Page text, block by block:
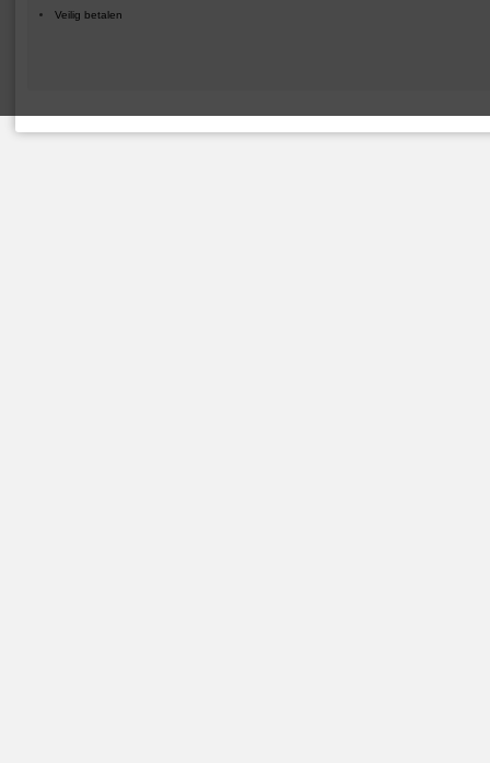
Veilig betalen